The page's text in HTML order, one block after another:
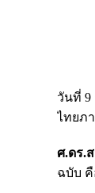
วันที่ 9
ไทยภ
ศ.ดร.
ฉบับ คื